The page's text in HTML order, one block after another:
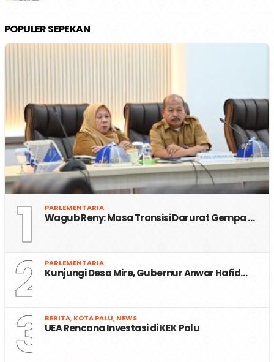
POPULER SEPEKAN
1 PARLEMENTARIA
Wagub Reny: Masa Transisi Darurat Gempa …
2 PARLEMENTARIA
Kunjungi Desa Mire, Gubernur Anwar Hafid…
3 BERITA, KOTA PALU, NEWS
UEA Rencana Investasi di KEK Palu